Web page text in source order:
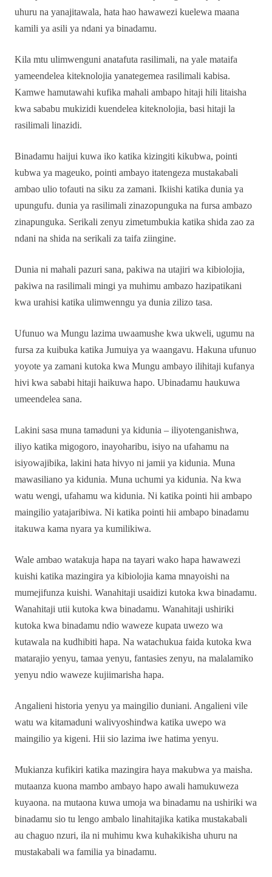
uhuru na yanajitawala, hata hao hawawezi kuelewa maana
kamili ya asili ya ndani ya binadamu.
Kila mtu ulimwenguni anatafuta rasilimali, na yale mataifa
yameendelea kiteknolojia yanategemea rasilimali kabisa.
Kamwe hamutawahi kufika mahali ambapo hitaji hili litaisha
kwa sababu mukizidi kuendelea kiteknolojia, basi hitaji la
rasilimali linazidi.
Binadamu haijui kuwa iko katika kizingiti kikubwa, pointi
kubwa ya mageuko, pointi ambayo itatengeza mustakabali
ambao ulio tofauti na siku za zamani. Ikiishi katika dunia ya
upungufu. dunia ya rasilimali zinazopunguka na fursa ambazo
zinapunguka. Serikali zenyu zimetumbukia katika shida zao za
ndani na shida na serikali za taifa ziingine.
Dunia ni mahali pazuri sana, pakiwa na utajiri wa kibiolojia,
pakiwa na rasilimali mingi ya muhimu ambazo hazipatikani
kwa urahisi katika ulimwenngu ya dunia zilizo tasa.
Ufunuo wa Mungu lazima uwaamushe kwa ukweli, ugumu na
fursa za kuibuka katika Jumuiya ya waangavu. Hakuna ufunuo
yoyote ya zamani kutoka kwa Mungu ambayo ilihitaji kufanya
hivi kwa sababi hitaji haikuwa hapo. Ubinadamu haukuwa
umeendelea sana.
Lakini sasa muna tamaduni ya kidunia – iliyotenganishwa,
iliyo katika migogoro, inayoharibu, isiyo na ufahamu na
isiyowajibika, lakini hata hivyo ni jamii ya kidunia. Muna
mawasiliano ya kidunia. Muna uchumi ya kidunia. Na kwa
watu wengi, ufahamu wa kidunia. Ni katika pointi hii ambapo
maingilio yatajaribiwa. Ni katika pointi hii ambapo binadamu
itakuwa kama nyara ya kumilikiwa.
Wale ambao watakuja hapa na tayari wako hapa hawawezi
kuishi katika mazingira ya kibiolojia kama mnayoishi na
mumejifunza kuishi. Wanahitaji usaidizi kutoka kwa binadamu.
Wanahitaji utii kutoka kwa binadamu. Wanahitaji ushiriki
kutoka kwa binadamu ndio waweze kupata uwezo wa
kutawala na kudhibiti hapa. Na watachukua faida kutoka kwa
matarajio yenyu, tamaa yenyu, fantasies zenyu, na malalamiko
yenyu ndio waweze kujiimarisha hapa.
Angalieni historia yenyu ya maingilio duniani. Angalieni vile
watu wa kitamaduni walivyoshindwa katika uwepo wa
maingilio ya kigeni. Hii sio lazima iwe hatima yenyu.
Mukianza kufikiri katika mazingira haya makubwa ya maisha.
mutaanza kuona mambo ambayo hapo awali hamukuweza
kuyaona. na mutaona kuwa umoja wa binadamu na ushiriki wa
binadamu sio tu lengo ambalo linahitajika katika mustakabali
au chaguo nzuri, ila ni muhimu kwa kuhakikisha uhuru na
mustakabali wa familia ya binadamu.